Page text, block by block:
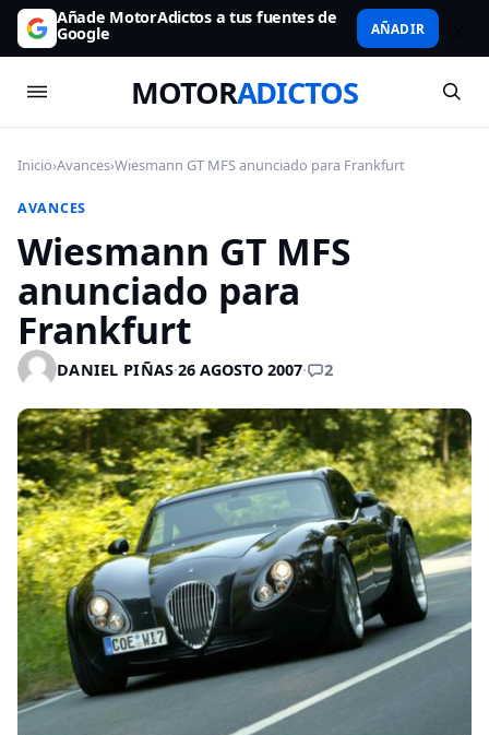
Añade MotorAdictos a tus fuentes de
Google AÑADIR
MOTORADICTOS
Inicio›Avances›Wiesmann GT MFS anunciado para Frankfurt
AVANCES
Wiesmann GT MFS
anunciado para
Frankfurt
DANIEL PIÑAS·26 AGOSTO 2007· 2